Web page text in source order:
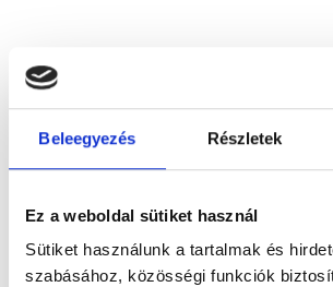
Beleegyezés Részletek
Ez a weboldal sütiket használ
Sütiket használunk a tartalmak és
szabásához, közösségi funkciók
Dr. Cakó Judit
7500 Nagyatád, Tallián u. 2/a
Foglalj időpontot
magánorvosokhoz